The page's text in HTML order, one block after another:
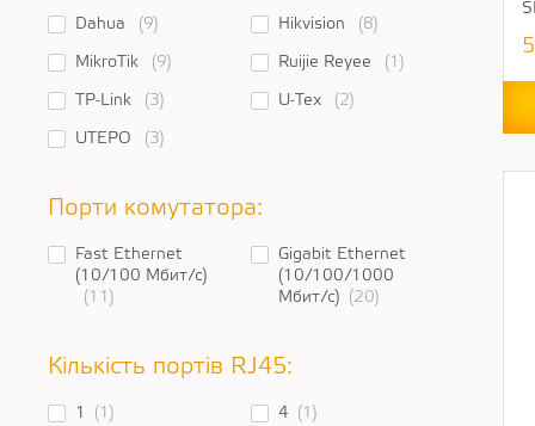
Dahua (9) Hikvision (8)
MikroTik (9) Ruijie Reyee (1)
TP-Link (3) U-Tex (2)
UTEPO (3)
Порти комутатора:
Fast Ethernet
(10/100 Мбит/с)
(11)
Gigabit Ethernet
(10/100/1000
Мбит/с)
(20)
Кількість портів RJ45:
1 (1) 4 (1)